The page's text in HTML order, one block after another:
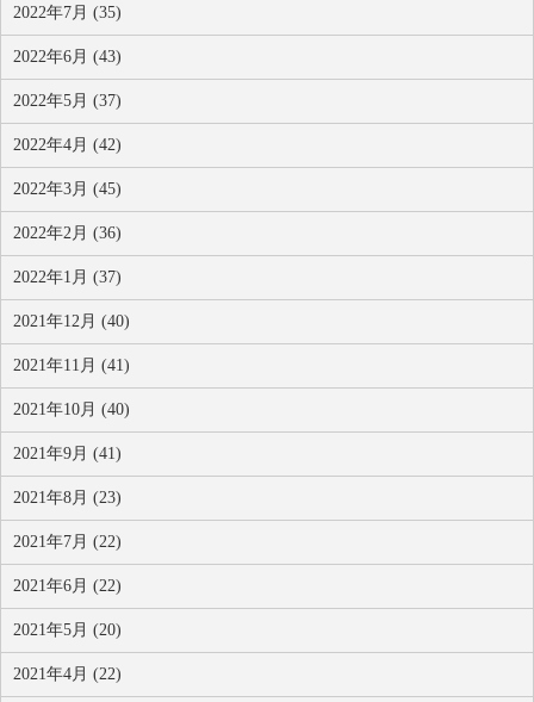
2022年7月 (35)
2022年6月 (43)
2022年5月 (37)
2022年4月 (42)
2022年3月 (45)
2022年2月 (36)
2022年1月 (37)
2021年12月 (40)
2021年11月 (41)
2021年10月 (40)
2021年9月 (41)
2021年8月 (23)
2021年7月 (22)
2021年6月 (22)
2021年5月 (20)
2021年4月 (22)